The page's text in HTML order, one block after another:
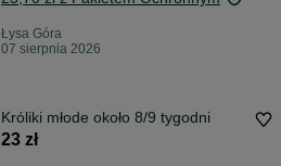
Łysa Góra
07 sierpnia 2026
Króliki młode około 8/9 tygodni
23 zł